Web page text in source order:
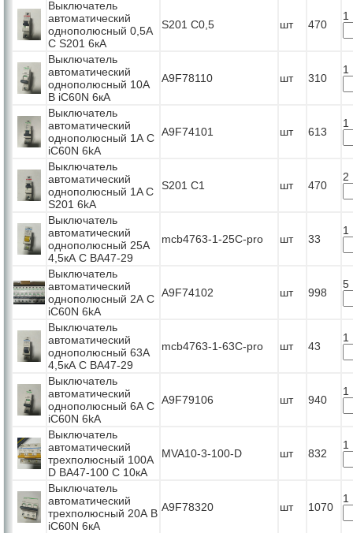
Выключатель
автоматический
однополюсный 0,5А
С S201 6кА
S201 C0,5 шт 470
1
Выключатель
автоматический
однополюсный 10А
B iC60N 6кА
A9F78110 шт 310
1
Выключатель
автоматический
однополюсный 1А C
iC60N 6kA
A9F74101 шт 613
1
Выключатель
автоматический
однополюсный 1A С
S201 6kA
S201 C1 шт 470
2
Выключатель
автоматический
однополюсный 25А
4,5кА С ВА47-29
mcb4763-1-25C-pro шт 33
1
Выключатель
автоматический
однополюсный 2А C
iC60N 6kA
A9F74102 шт 998
5
Выключатель
автоматический
однополюсный 63А
4,5кА С ВА47-29
mcb4763-1-63C-pro шт 43
1
Выключатель
автоматический
однополюсный 6А C
iC60N 6kA
A9F79106 шт 940
1
Выключатель
автоматический
трехполюсный 100А
D ВА47-100 C 10кА
MVA10-3-100-D шт 832
1
Выключатель
автоматический
трехполюсный 20А B
iC60N 6кА
A9F78320 шт 1070
1